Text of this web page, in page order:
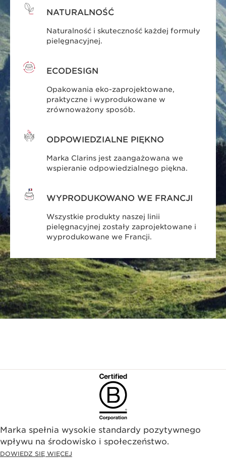
NATURALNOŚĆ
Naturalność i skuteczność każdej formuły
pielęgnacyjnej.
ECODESIGN
Opakowania eko-zaprojektowane,
praktyczne i wyprodukowane w
zrównoważony sposób.
ODPOWIEDZIALNE PIĘKNO
Marka Clarins jest zaangażowana we
wspieranie odpowiedzialnego piękna.
WYPRODUKOWANO WE FRANCJI
Wszystkie produkty naszej linii
pielęgnacyjnej zostały zaprojektowane i
wyprodukowane we Francji.
Marka spełnia wysokie standardy pozytywnego
wpływu na środowisko i społeczeństwo.​
DOWIEDZ SIĘ WIĘCEJ